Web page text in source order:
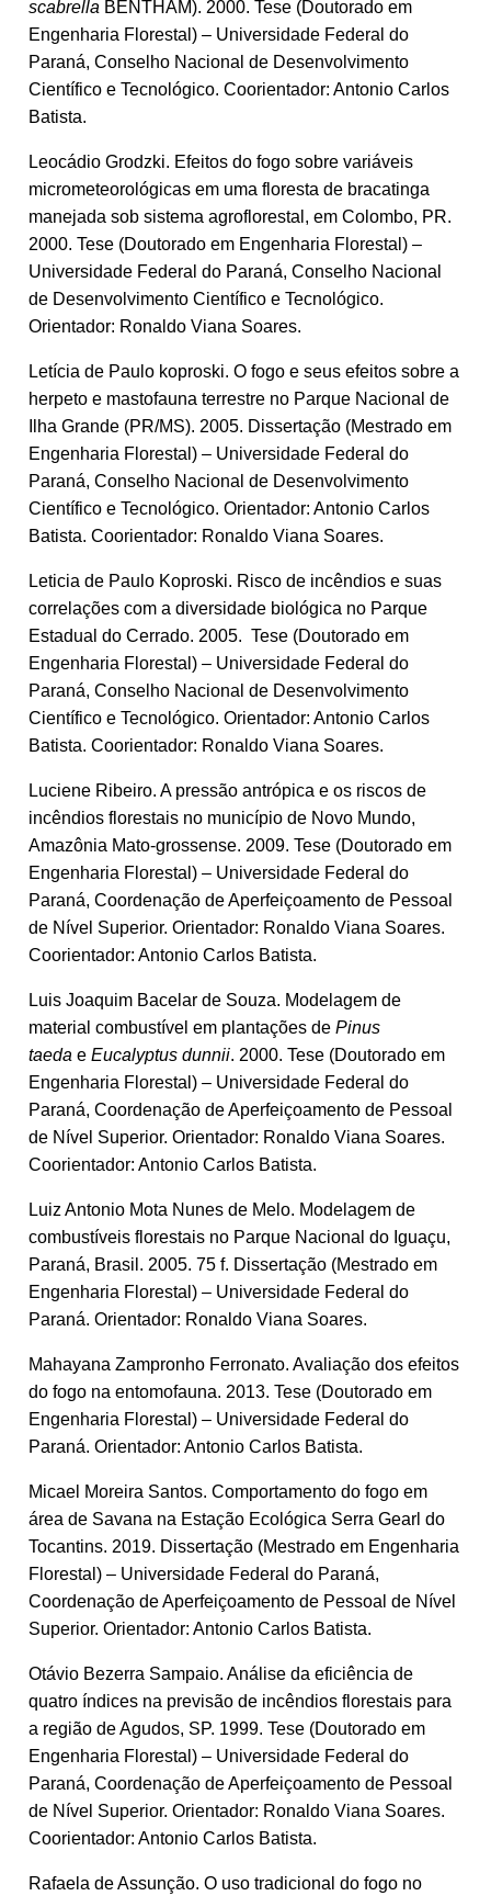
scabrella BENTHAM). 2000. Tese (Doutorado em
Engenharia Florestal) – Universidade Federal do
Paraná, Conselho Nacional de Desenvolvimento
Científico e Tecnológico. Coorientador: Antonio Carlos
Batista.
Leocádio Grodzki. Efeitos do fogo sobre variáveis
micrometeorológicas em uma floresta de bracatinga
manejada sob sistema agroflorestal, em Colombo, PR.
2000. Tese (Doutorado em Engenharia Florestal) –
Universidade Federal do Paraná, Conselho Nacional
de Desenvolvimento Científico e Tecnológico.
Orientador: Ronaldo Viana Soares.
Letícia de Paulo koproski. O fogo e seus efeitos sobre a
herpeto e mastofauna terrestre no Parque Nacional de
Ilha Grande (PR/MS). 2005. Dissertação (Mestrado em
Engenharia Florestal) – Universidade Federal do
Paraná, Conselho Nacional de Desenvolvimento
Científico e Tecnológico. Orientador: Antonio Carlos
Batista. Coorientador: Ronaldo Viana Soares.
Leticia de Paulo Koproski. Risco de incêndios e suas
correlações com a diversidade biológica no Parque
Estadual do Cerrado. 2005. Tese (Doutorado em
Engenharia Florestal) – Universidade Federal do
Paraná, Conselho Nacional de Desenvolvimento
Científico e Tecnológico. Orientador: Antonio Carlos
Batista. Coorientador: Ronaldo Viana Soares.
Luciene Ribeiro. A pressão antrópica e os riscos de
incêndios florestais no município de Novo Mundo,
Amazônia Mato-grossense. 2009. Tese (Doutorado em
Engenharia Florestal) – Universidade Federal do
Paraná, Coordenação de Aperfeiçoamento de Pessoal
de Nível Superior. Orientador: Ronaldo Viana Soares.
Coorientador: Antonio Carlos Batista.
Luis Joaquim Bacelar de Souza. Modelagem de
material combustível em plantações de Pinus
taeda e Eucalyptus dunnii. 2000. Tese (Doutorado em
Engenharia Florestal) – Universidade Federal do
Paraná, Coordenação de Aperfeiçoamento de Pessoal
de Nível Superior. Orientador: Ronaldo Viana Soares.
Coorientador: Antonio Carlos Batista.
Luiz Antonio Mota Nunes de Melo. Modelagem de
combustíveis florestais no Parque Nacional do Iguaçu,
Paraná, Brasil. 2005. 75 f. Dissertação (Mestrado em
Engenharia Florestal) – Universidade Federal do
Paraná. Orientador: Ronaldo Viana Soares.
Mahayana Zampronho Ferronato. Avaliação dos efeitos
do fogo na entomofauna. 2013. Tese (Doutorado em
Engenharia Florestal) – Universidade Federal do
Paraná. Orientador: Antonio Carlos Batista.
Micael Moreira Santos. Comportamento do fogo em
área de Savana na Estação Ecológica Serra Gearl do
Tocantins. 2019. Dissertação (Mestrado em Engenharia
Florestal) – Universidade Federal do Paraná,
Coordenação de Aperfeiçoamento de Pessoal de Nível
Superior. Orientador: Antonio Carlos Batista.
Otávio Bezerra Sampaio. Análise da eficiência de
quatro índices na previsão de incêndios florestais para
a região de Agudos, SP. 1999. Tese (Doutorado em
Engenharia Florestal) – Universidade Federal do
Paraná, Coordenação de Aperfeiçoamento de Pessoal
de Nível Superior. Orientador: Ronaldo Viana Soares.
Coorientador: Antonio Carlos Batista.
Rafaela de Assunção. O uso tradicional do fogo no